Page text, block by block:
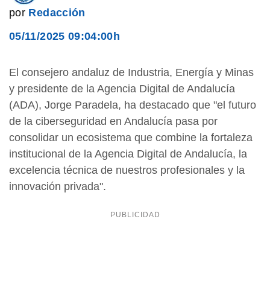
por Redacción
05/11/2025 09:04:00h
El consejero andaluz de Industria, Energía y Minas
y presidente de la Agencia Digital de Andalucía
(ADA), Jorge Paradela, ha destacado que "el futuro
de la ciberseguridad en Andalucía pasa por
consolidar un ecosistema que combine la fortaleza
institucional de la Agencia Digital de Andalucía, la
excelencia técnica de nuestros profesionales y la
innovación privada".